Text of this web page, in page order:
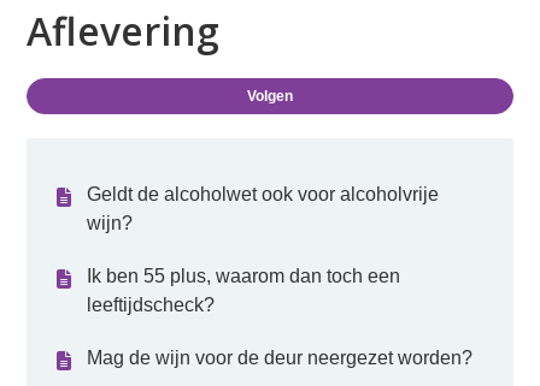
Aflevering
Volgen
Geldt de alcoholwet ook voor alcoholvrije
wijn?
Ik ben 55 plus, waarom dan toch een
leeftijdscheck?
Mag de wijn voor de deur neergezet worden?